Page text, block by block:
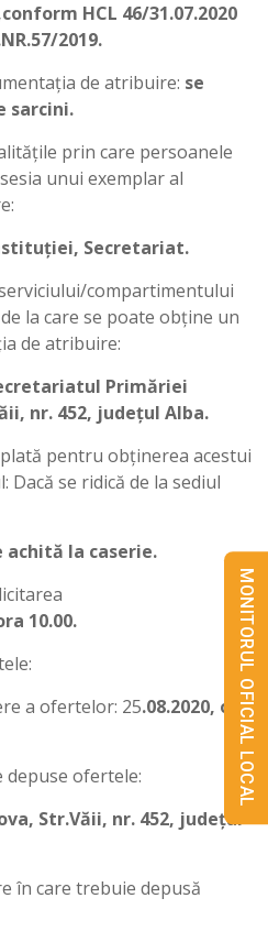
HCL 46/31.07.2020
2019.
de atribuire: se
sarcini.
prin care persoanele
unui exemplar al
Secretariat.
compartimentului
la care se poate obţine un
de atribuire:
Primăriei
nr. 452, județul Alba.
pentru obţinerea acestui
Dacă se ridică de la sediul
achită la caserie.
10.00.
a ofertelor: 25.08.2020, ora
depuse ofertele:
Str.Văii, nr. 452, județul
în care trebuie depusă
MONITORUL OFICIAL LOCAL